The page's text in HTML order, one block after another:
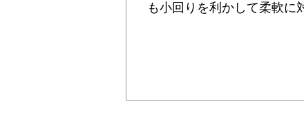
も小回りを利かして柔軟に